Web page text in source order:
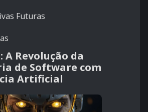
Futuras
A Revolução da
de Software com
Artificial